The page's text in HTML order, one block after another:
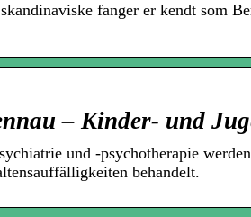
fanger er kendt som
– Kinder- und
und -psychotherapie
behandelt.